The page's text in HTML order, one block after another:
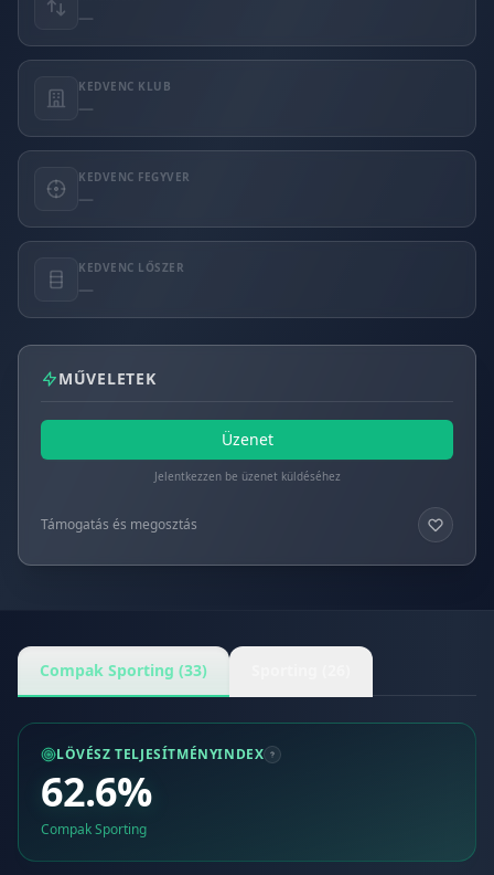
—
KEDVENC KLUB
—
KEDVENC FEGYVER
—
KEDVENC LŐSZER
—
MŰVELETEK
Üzenet
Jelentkezzen be üzenet küldéséhez
Támogatás és megosztás
Compak Sporting (33)
LÖVÉSZ TELJESÍTMÉNYINDEX
62.6%
Compak Sporting